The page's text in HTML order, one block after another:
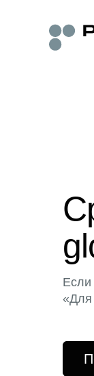
Если
«Для